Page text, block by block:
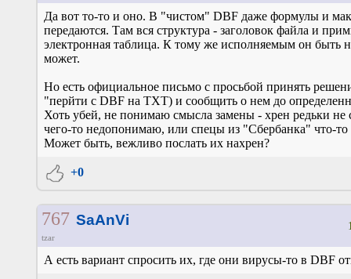
Да вот то-то и оно. В "чистом" DBF даже формулы и
передаются. Там вся структура - заголовок файла и
электронная таблица. К тому же исполняемым он быть
может.
Но есть официальное письмо с просьбой принять
"перйти с DBF на TXT) и сообщить о нем до
Хоть убей, не понимаю смысла замены - хрен редьки не
чего-то недопонимаю, или спецы из "Сбербанка" что-
Может быть, вежливо послать их нахрен?
+0
767 SaAnVi
tzar
А есть вариант спросить их, где они вирусы-то в DBF